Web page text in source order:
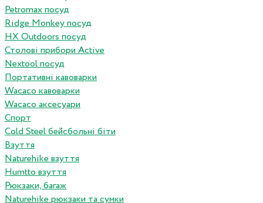
Petromax посуд
Ridge Monkey посуд
HX Outdoors посуд
Столові прибори Active
Nextool посуд
Портативні кавоварки
Wacaco кавоварки
Wacaco аксесуари
Спорт
Cold Steel бейсбольні біти
Взуття
Naturehike взуття
Humtto взуття
Рюкзаки, багаж
Naturehike рюкзаки та сумки